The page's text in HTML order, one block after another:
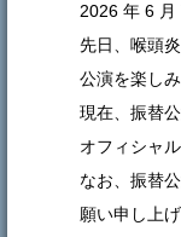
2026 年 6
先日、喉頭
公演を楽し
現在、振替
オフィシャ
なお、振替
願い申し上げ